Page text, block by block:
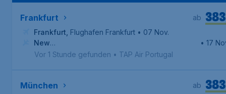
Frankfurt 383
ab
Frankfurt Flughafen Frankfurt • 07 Nov.
New
York, Internationaler Flughafen John F. Kennedy
• 17
Vor 1 Stunde gefunden • TAP Air Portugal
München 383
ab